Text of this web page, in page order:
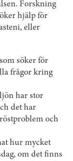
Forskning
hjälp för
eller
söker för
frågor kring
har stor
det har
och
hur mycket
om det finns